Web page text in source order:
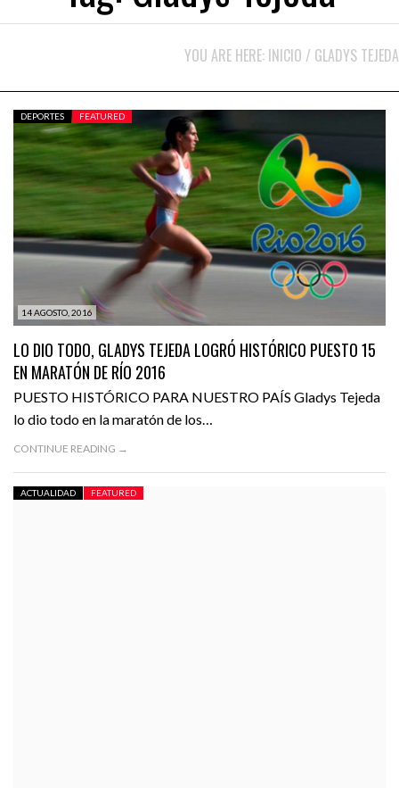
YOU ARE HERE: INICIO / GLADYS TEJEDA
14 AGOSTO, 2016
DEPORTES FEATURED
LO DIO TODO, GLADYS TEJEDA LOGRÓ HISTÓRICO PUESTO 15
EN MARATÓN DE RÍO 2016
PUESTO HISTÓRICO PARA NUESTRO PAÍS Gladys Tejeda
lo dio todo en la maratón de los…
CONTINUE READING →
ACTUALIDAD FEATURED